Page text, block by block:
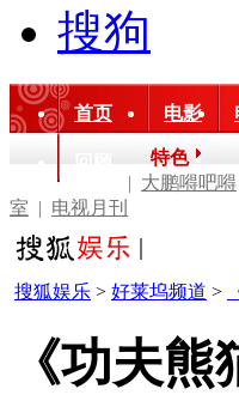
搜狗
首页 电影
特色
| 大鹏嘚吧嘚
室 | 电视月刊
搜狐娱乐 > 好莱坞频道 >
《功夫